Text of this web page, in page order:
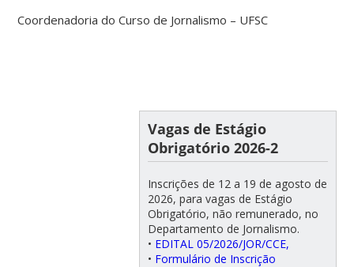
Coordenadoria do Curso de Jornalismo – UFSC
Vagas de Estágio
Obrigatório 2026-2
Inscrições de 12 a 19 de agosto de
2026, para vagas de Estágio
Obrigatório, não remunerado, no
Departamento de Jornalismo.
• EDITAL 05/2026/JOR/CCE,
• Formulário de Inscrição